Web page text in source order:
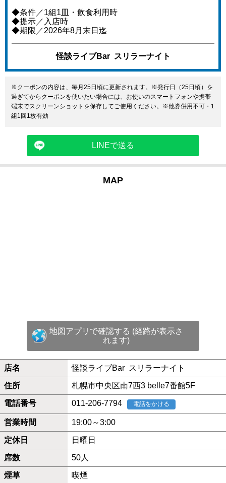
◆条件／1組1皿・飲食利用時
◆提示／入店時
◆期限／2026年8月末日迄
怪談ライブBar スリラーナイト
※クーポンの内容は、毎月25日頃に更新されます。※発行日（25日頃）を
過ぎてからクーポンを使いたい場合には、お使いのスマートフォンや携帯
端末でスクリーンショットを保存してご使用ください。※他券併用不可・1
組1回1枚有効
LINEで送る
MAP
地図アプリで確認する (経路が表示さ
れます)
店名 怪談ライブBar スリラーナイト
住所 札幌市中央区南7西3 belle7番館5F
電話番号 011-206-7794 電話をかける
営業時間 19:00～3:00
定休日 日曜日
席数 50人
煙草 喫煙